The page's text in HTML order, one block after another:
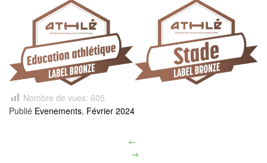
Nombre de vues: 605
Publié Evenements, Février 2024
←
→